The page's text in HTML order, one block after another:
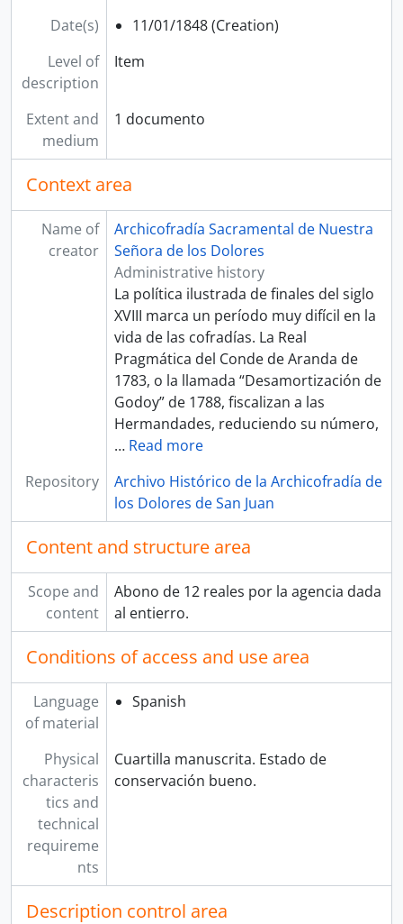
Date(s)
11/01/1848 (Creation)
Level of
description
Item
Extent and
medium
1 documento
Context area
Name of
creator
Archicofradía Sacramental de Nuestra
Señora de los Dolores
Administrative history
La política ilustrada de finales del siglo
XVIII marca un período muy difícil en la
vida de las cofradías. La Real
Pragmática del Conde de Aranda de
1783, o la llamada “Desamortización de
Godoy” de 1788, fiscalizan a las
Hermandades, reduciendo su número,
… Read more
Repository
Archivo Histórico de la Archicofradía de
los Dolores de San Juan
Content and structure area
Scope and
content
Abono de 12 reales por la agencia dada
al entierro.
Conditions of access and use area
Language
of material
Spanish
Physical
characteris
tics and
technical
requireme
nts
Cuartilla manuscrita. Estado de
conservación bueno.
Description control area